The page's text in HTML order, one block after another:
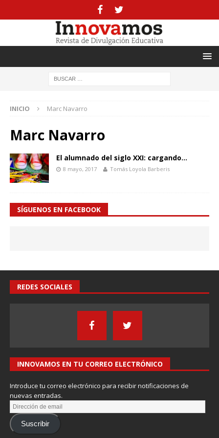
INICIO Marc Navarro
Marc Navarro
El alumnado del siglo XXI: cargando…
8 mayo, 2017 Tomás Loyola Barberis
SÍGUENOS EN FACEBOOK
REDES SOCIALES
INNOVAMOS EN TU CORREO ELECTRÓNICO
Introduce tu correo electrónico para recibir notificaciones de
nuevas entradas.
Suscribir